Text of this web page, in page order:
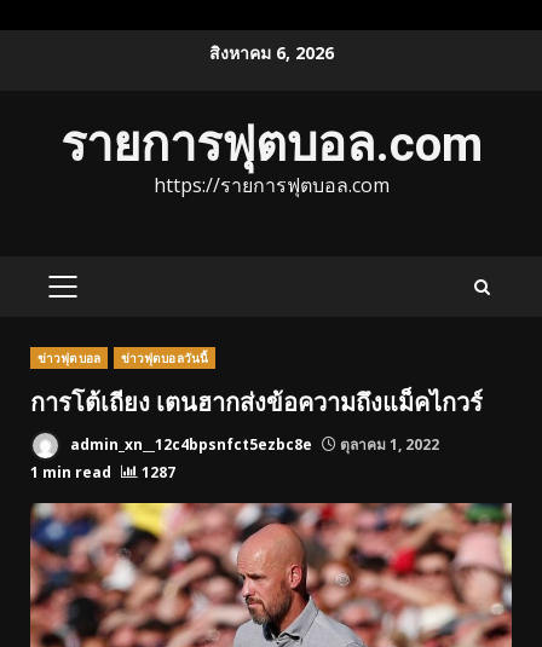
สิงหาคม 6, 2026
รายการฟุตบอล.com
https://รายการฟุตบอล.com
PRIMARY
ข่าวฟุตบอล ข่าวฟุตบอลวันนี้
การโต้เถียง เตนฮากส่งข้อความถึงแม็คไกวร์
admin_xn__12c4bpsnfct5ezbc8e
ตุลาคม 1, 2022
1 min read
1287